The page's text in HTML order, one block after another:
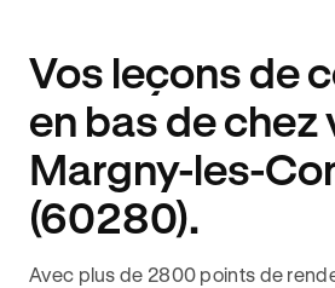
Vos leçons de
en bas de chez
Margny-les-
(60280).
Avec plus de 2800 points de